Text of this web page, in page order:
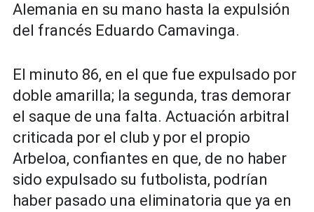
Alemania en su mano hasta la expulsión
del francés Eduardo Camavinga.
El minuto 86, en el que fue expulsado por
doble amarilla; la segunda, tras demorar
el saque de una falta. Actuación arbitral
criticada por el club y por el propio
Arbeloa, confiantes en que, de no haber
sido expulsado su futbolista, podrían
haber pasado una eliminatoria que ya en